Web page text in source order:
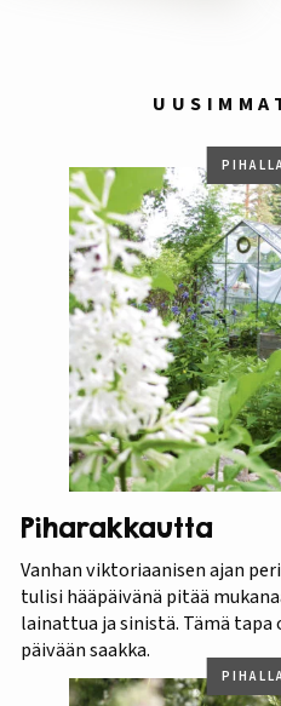
Piharakkautta
Vanhan viktoriaanisen ajan
tulisi hääpäivänä pitää
lainattua ja sinistä. Tämä
päivään saakka.